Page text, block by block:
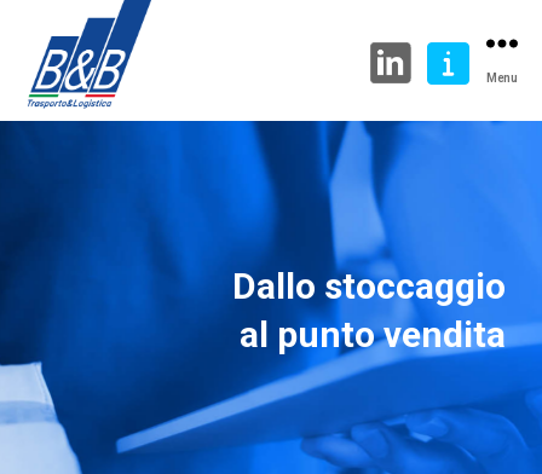
Menu
Dallo stoccaggio
al punto vendita